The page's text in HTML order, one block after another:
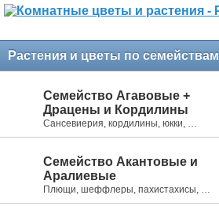
Растения и цветы по семействам
Семейство Агавовые +
Драцены и Кордилины
Сансевиерия, кордилины, юкки, …
Семейство Акантовые и
Аралиевые
Плющи, шеффлеры, пахистахисы, …